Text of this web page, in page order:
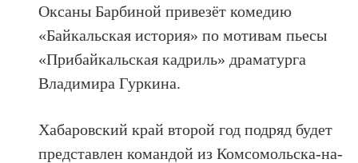
Оксаны Барбиной привезёт комедию
«Байкальская история» по мотивам пьесы
«Прибайкальская кадриль» драматурга
Владимира Гуркина.
Хабаровский край второй год подряд будет
представлен командой из Комсомольска-на-